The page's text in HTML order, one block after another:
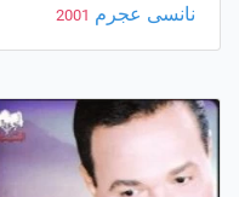
نانسى عجرم 2001